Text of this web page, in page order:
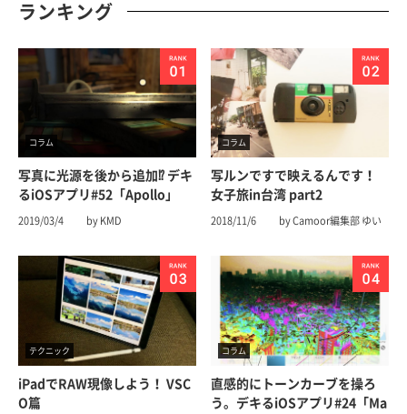
ランキング
コラム
写真に光源を後から追加⁉︎ デキ
るiOSアプリ#52「Apollo」
2019/03/4 by KMD
コラム
写ルンですで映えるんです！
女子旅in台湾 part2
2018/11/6 by Camoor編集部 ゆい
テクニック
iPadでRAW現像しよう！ VSC
O篇
コラム
直感的にトーンカーブを操ろ
う。デキるiOSアプリ#24「Ma